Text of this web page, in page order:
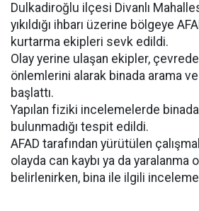
Dulkadiroğlu ilçesi Divanlı
yıkıldığı ihbarı üzerine bölgeye
kurtarma ekipleri sevk edildi.
Olay yerine ulaşan ekipler,
önlemlerini alarak binada arama
başlattı.
Yapılan fiziki incelemelerde
bulunmadığı tespit edildi.
AFAD tarafından yürütülen
olayda can kaybı ya da yaralanma
belirlenirken, bina ile ilgili inceleme